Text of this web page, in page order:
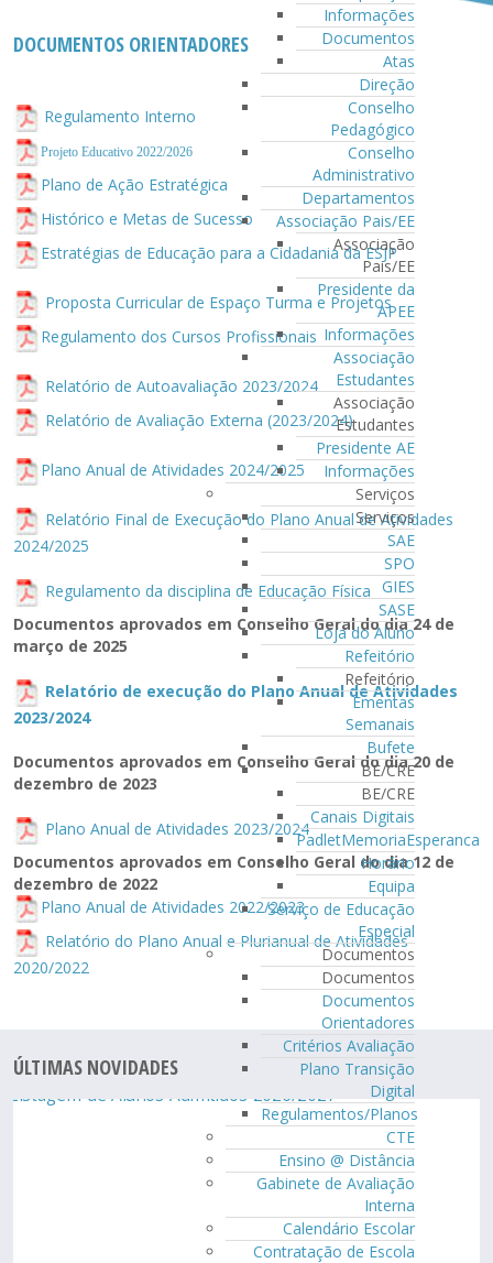
Informações
Documentos
Atas
Direção
Conselho
Pedagógico
Conselho
Administrativo
Departamentos
Associação Pais/EE
Associação
Pais/EE
Presidente da
APEE
Informações
Associação
Estudantes
Associação
Estudantes
Presidente AE
Informações
Serviços
Serviços
SAE
SPO
GIES
SASE
Loja do Aluno
Refeitório
Refeitório
Ementas
Semanais
Bufete
BE/CRE
BE/CRE
Canais Digitais
PadletMemoriaEsperanca
Horário
Equipa
Serviço de Educação
Especial
Documentos
Documentos
Documentos
Orientadores
Critérios Avaliação
Plano Transição
Digital
Regulamentos/Planos
CTE
Ensino @ Distância
Gabinete de Avaliação
Interna
Calendário Escolar
Contratação de Escola
DOCUMENTOS ORIENTADORES
Regulamento Interno
Projeto Educativo 2022/2026
Plano de Ação Estratégica
Histórico e Metas de Sucesso
Estratégias de Educação para a Cidadania da ESJP
Proposta Curricular de Espaço Turma e Projetos
Regulamento dos Cursos Profissionais
Relatório de Autoavaliação 2023/2024
Relatório de Avaliação Externa (2023/2024)
Plano Anual de Atividades 2024/2025
Relatório Final de Execução do Plano Anual de Atividades
2024/2025
Regulamento da disciplina de Educação Física
Documentos aprovados em Conselho Geral do dia 24 de
março de 2025
Relatório de execução do Plano Anual de Atividades
2023/2024
Documentos aprovados em Conselho Geral do dia 20 de
dezembro de 2023
Plano Anual de Atividades 2023/2024
Documentos aprovados em Conselho Geral do dia 12 de
dezembro de 2022
Plano Anual de Atividades 2022/2023
Relatório do Plano Anual e Plurianual de Atividades
2020/2022
ÚLTIMAS NOVIDADES